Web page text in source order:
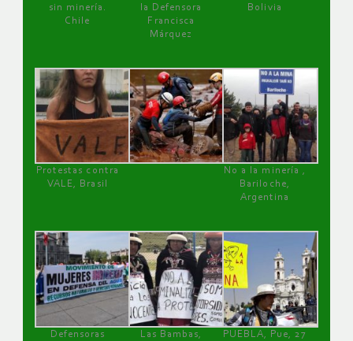
sin minería.
Chile
la Defensora
Francisca
Márquez
Bolivia
Protestas contra
VALE, Brasil
No a la minería ,
Bariloche,
Argentina
Defensoras
Las Bambas,
PUEBLA, Pue, 27